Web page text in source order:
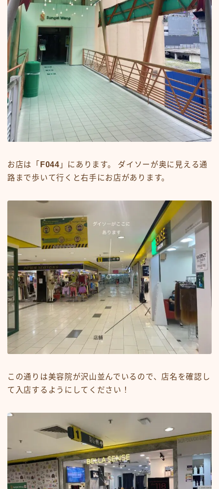
お店は「 F044 」にあります。 ダイソーが奥に見える通
路まで歩いて行くと右手にお店があります。
この通りは美容院が沢山並んでいるので、店名を確認し
て入店するようにしてください！